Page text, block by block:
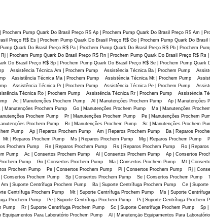
Pump Quark Do Brasil Preço R$ Ap | Prochem Pump Quark Do Brasil Preço R$ Am |
Preço R$ Es | Prochem Pump Quark Do Brasil Preço R$ Go | Prochem Pump Quark Do
Quark Do Brasil Preço R$ Pa | Prochem Pump Quark Do Brasil Preço R$ Pb | Prochem
Prochem Pump Quark Do Brasil Preço R$ Rn | Prochem Pump Quark Do Brasil Preço R$ Rs |
Do Brasil Preço R$ Sp | Prochem Pump Quark Do Brasil Preço R$ Se | Prochem Pump
Assistência Técnica Am | Prochem Pump Assistência Técnica Ba | Prochem Pump
Assistência Técnica Ma | Prochem Pump Assistência Técnica Mt | Prochem Pump
Assistência Técnica Pr | Prochem Pump Assistência Técnica Pe | Prochem Pump
Técnica Ro | Prochem Pump Assistência Técnica Rr | Prochem Pump Assistência
Ac | Manutenções Prochem Pump Al | Manutenções Prochem Pump Ap | Manutenções
Prochem Pump Go | Manutenções Prochem Pump Ma | Manutenções
Prochem Pump Pr | Manutenções Prochem Pump Pe | Manutenções Prochem
Prochem Pump Rr | Manutenções Prochem Pump Sc | Manutenções Prochem
Pump Ap | Reparos Prochem Pump Am | Reparos Prochem Pump Ba | Reparos
| Reparos Prochem Pump Ms | Reparos Prochem Pump Mg | Reparos Prochem Pump
Pump Rn | Reparos Prochem Pump Rs | Reparos Prochem Pump Ro |
Pump Ac | Consertos Prochem Pump Al | Consertos Prochem Pump Ap | Consertos
Pump Go | Consertos Prochem Pump Ma | Consertos Prochem Pump Mt |
Prochem Pump Pe | Consertos Prochem Pump Pi | Consertos Prochem Pump Rj |
Prochem Pump Sp | Consertos Prochem Pump Se | Consertos Prochem Pump
| Suporte Centrífuga Prochem Pump Ba | Suporte Centrífuga Prochem Pump Ce |
Centrífuga Prochem Pump Mt | Suporte Centrífuga Prochem Pump Ms | Suporte
Prochem Pump Pe | Suporte Centrífuga Prochem Pump Pi | Suporte Centrífuga Prochem
Rr | Suporte Centrífuga Prochem Pump Sc | Suporte Centrífuga Prochem Pump Sp
Para Laboratório Prochem Pump Al | Manutençāo Equipamentos Para